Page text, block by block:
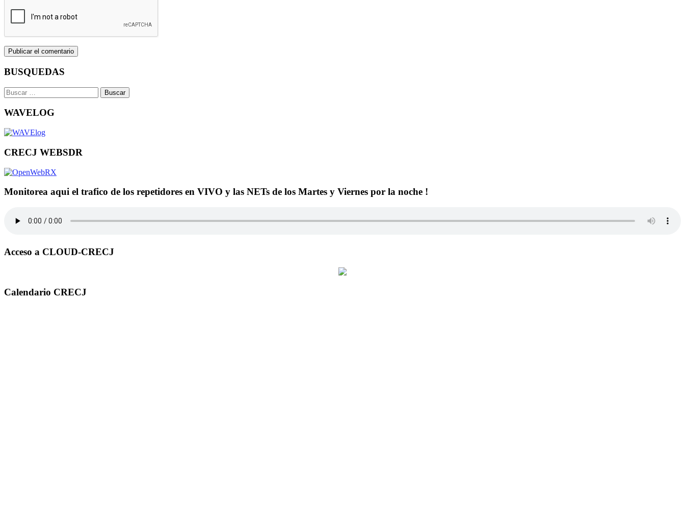
BUSQUEDAS
Buscar:
WAVELOG
CRECJ WEBSDR
Monitorea aqui el trafico de los repetidores en VIVO y las NETs de los Martes y Viernes por la noche !
Acceso a CLOUD-CRECJ
Calendario CRECJ